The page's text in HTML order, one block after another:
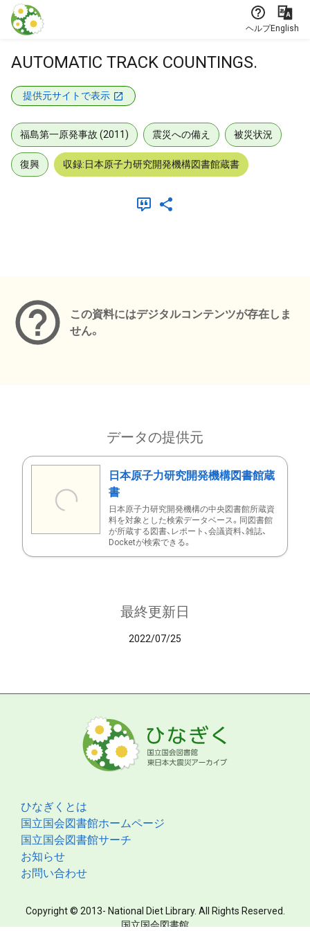
本文に飛ぶ
ヘルプEnglish
AUTOMATIC TRACK COUNTINGS.
提供元サイトで表示
福島第一原発事故 (2011) 震災への備え 被災状況
復興 収録:日本原子力研究開発機構図書館蔵書
この資料にはデジタルコンテンツが存在しま
せん。
データの提供元
日本原子力研究開発機構図書館蔵
書
日本原子力研究開発機構の中央図書館所蔵資
料を対象とした検索データベース。同図書館
が所蔵する図書、レポート、会議資料、雑誌、
Docketが検索できる。
最終更新日
2022/07/25
ひなぎくとは
国立国会図書館ホームページ
国立国会図書館サーチ
お知らせ
お問い合わせ
Copyright © 2013- National Diet Library. All Rights Reserved.